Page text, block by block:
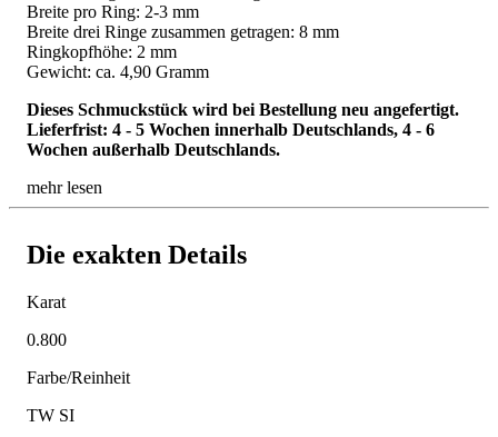
Breite pro Ring: 2-3 mm
Breite drei Ringe zusammen getragen: 8 mm
Ringkopfhöhe: 2 mm
Gewicht: ca. 4,90 Gramm
Dieses Schmuckstück wird bei Bestellung neu angefertigt.
Lieferfrist: 4 - 5 Wochen innerhalb Deutschlands, 4 - 6
Wochen außerhalb Deutschlands.
mehr lesen
Die exakten Details
Karat
0.800
Farbe/Reinheit
TW SI